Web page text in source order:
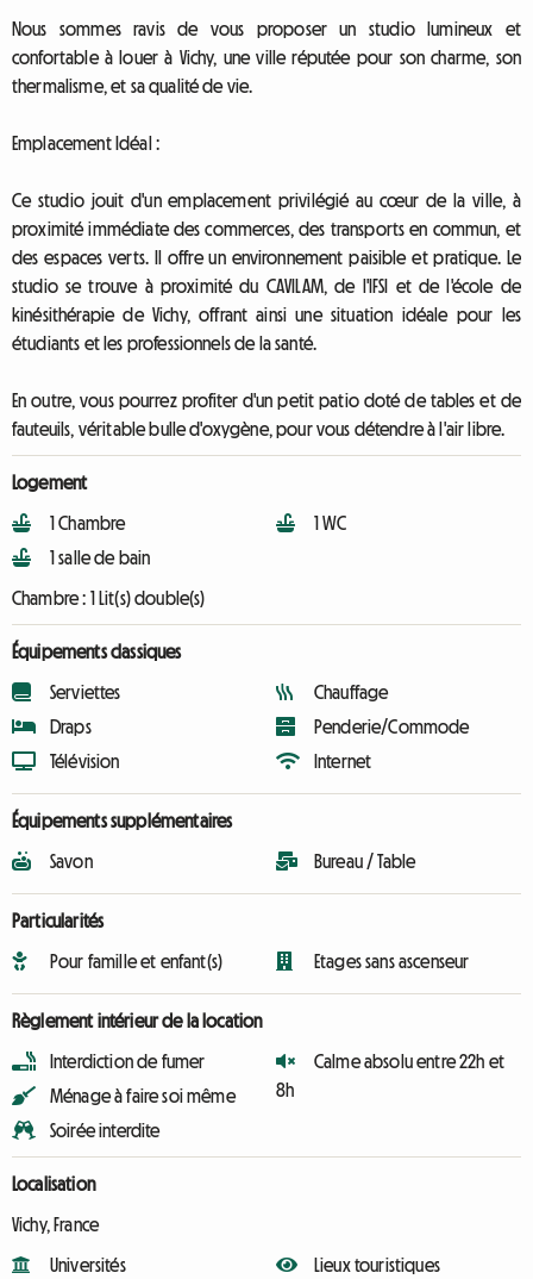
Nous sommes ravis de vous proposer un studio lumineux et
confortable à louer à Vichy, une ville réputée pour son charme, son
thermalisme, et sa qualité de vie.
Emplacement Idéal :
Ce studio jouit d'un emplacement privilégié au cœur de la ville, à
proximité immédiate des commerces, des transports en commun, et
des espaces verts. Il offre un environnement paisible et pratique. Le
studio se trouve à proximité du CAVILAM, de l'IFSI et de l'école de
kinésithérapie de Vichy, offrant ainsi une situation idéale pour les
étudiants et les professionnels de la santé.
En outre, vous pourrez profiter d'un petit patio doté de tables et de
fauteuils, véritable bulle d'oxygène, pour vous détendre à l'air libre.
Logement
1 Chambre
1 salle de bain
1 WC
Chambre : 1 Lit(s) double(s)
Équipements classiques
Serviettes
Draps
Télévision
Chauffage
Penderie/Commode
Internet
Équipements supplémentaires
Savon Bureau / Table
Particularités
Pour famille et enfant(s) Etages sans ascenseur
Règlement intérieur de la location
Interdiction de fumer
Ménage à faire soi même
Soirée interdite
Calme absolu entre 22h et
8h
Localisation
Vichy, France
Universités Lieux touristiques